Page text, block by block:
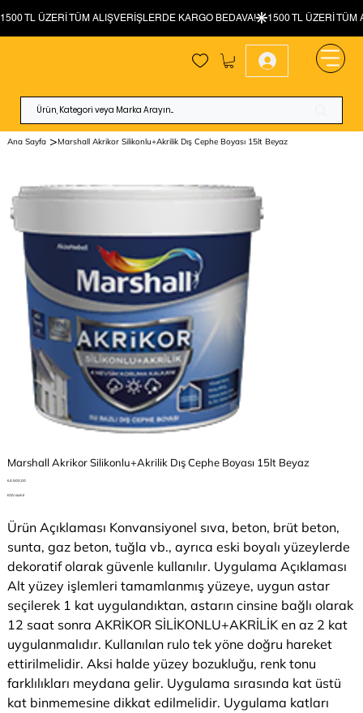
Ana Sayfa >Marshall Akrikor Silikonlu+Akrilik Dış Cephe Boyası 15lt Beyaz
Marshall Akrikor Silikonlu+Akrilik Dış Cephe Boyası 15lt Beyaz
Fiyat
₺4.500,00
KDV dahil
Ürün Açıklaması Konvansiyonel sıva, beton, brüt beton,
sunta, gaz beton, tuğla vb., ayrıca eski boyalı yüzeylerde
dekoratif olarak güvenle kullanılır. Uygulama Açıklaması
Alt yüzey işlemleri tamamlanmış yüzeye, uygun astar
seçilerek 1 kat uygulandıktan, astarın cinsine bağlı olarak
12 saat sonra AKRİKOR SİLİKONLU+AKRİLİK en az 2 kat
uygulanmalıdır. Kullanılan rulo tek yöne doğru hareket
ettirilmelidir. Aksi halde yüzey bozukluğu, renk tonu
farklılıkları meydana gelir. Uygulama sırasında kat üstü
kat binmemesine dikkat edilmelidir. Uygulama katları